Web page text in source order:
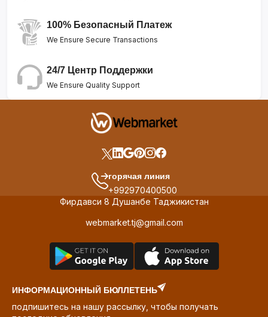
100% Безопасный Платеж
We Ensure Secure Transactions
24/7 Центр Поддержки
We Ensure Quality Support
горячая линия
+992970400500
Фирдавси 8 Душанбе Таджикистан
webmarket.tj@gmail.com
ИНФОРМАЦИОННЫЙ БЮЛЛЕТЕНЬ
подпишитесь на нашу рассылку, чтобы получать